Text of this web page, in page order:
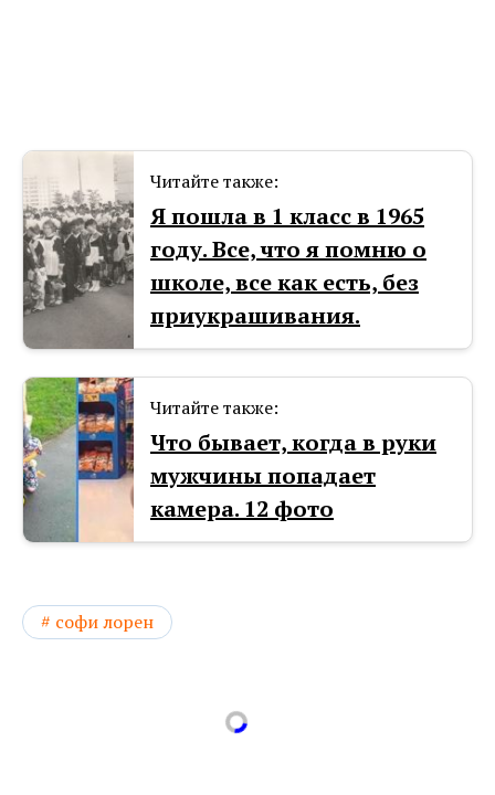
Читайте также:
Я пошла в 1 класс в 1965
году. Все, что я помню о
школе, все как есть, без
приукрашивания.
Читайте также:
Что бывает, когда в руки
мужчины попадает
камера. 12 фото
софи лорен